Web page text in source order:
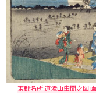
東都名所 道潅山虫聞之図